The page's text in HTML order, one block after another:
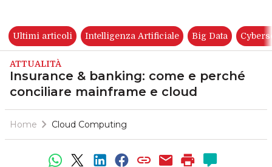
Ultimi articoli Intelligenza Artificiale Big Data
ATTUALITÀ
Insurance & banking: come e perché
conciliare mainframe e cloud
Home Cloud Computing